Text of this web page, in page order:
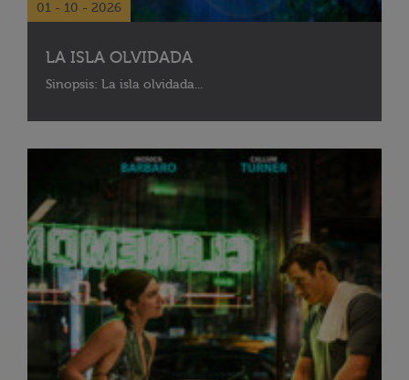
01 - 10 - 2026
LA ISLA OLVIDADA
Sinopsis: La isla olvidada...